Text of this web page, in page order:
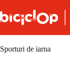
Sporturi de iarna